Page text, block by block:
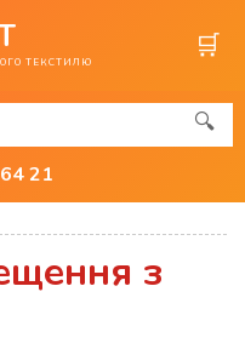
ТЕКСТИЛЮ 🛒
🔍
21
з